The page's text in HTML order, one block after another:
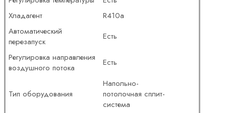
Хладагент
R410a
Автоматический
перезапуск
Есть
Регулировка направления
воздушного потока
Есть
Тип оборудования
Напольно-
потолочная сплит-
система